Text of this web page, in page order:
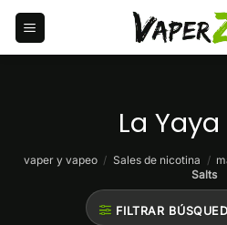
Saltar
contenido
La
vaper y vapeo / Sales de nicotina /
Salts
FILTRAR